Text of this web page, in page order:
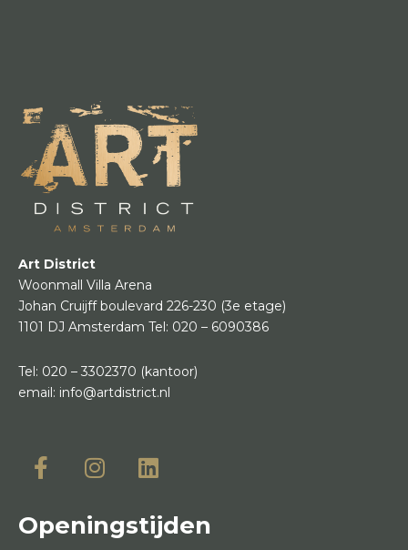
Art District
Woonmall Villa Arena
Johan Cruijff boulevard 226-230 (3e etage)
1101 DJ Amsterdam Tel: 020 – 6090386
Tel: 020 – 3302370 (kantoor)
email: info@artdistrict.nl
Openingstijden